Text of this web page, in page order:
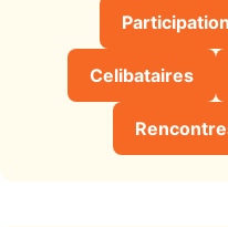
Celibataires